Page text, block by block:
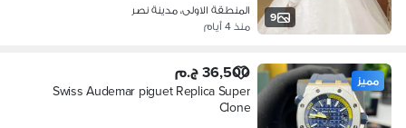
9
المنطقة الاولى، مدينة نصر
منذ 4 أيام
مميز 36,500 ج.م
Swiss Audemar piguet Replica Super
Clone